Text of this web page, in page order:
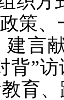
策
建言
背”
育